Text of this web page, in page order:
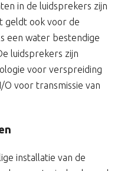
in de luidsprekers zijn
geldt ook voor de
een water bestendige
luidsprekers zijn
voor verspreiding
voor transmissie van
installatie van de